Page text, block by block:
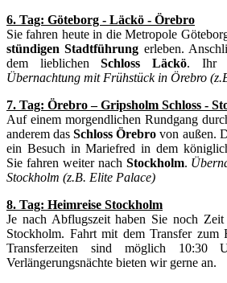
6. Tag: Göteborg - Läckö - Örebro
Sie fahren heute in die Metropole
stündigen Stadtführung erleben.
dem lieblichenSchloss Läckö. Ihr
Übernachtung mit Frühstück in Örebro
7. Tag: Örebro – Gripsholm Schloss -
Auf einem morgendlichen Rundgang
anderem dasSchloss Örebro von außen.
ein Besuch in Mariefred in dem
Sie fahren weiter nach Stockholm.
Stockholm (z.B. Elite Palace)
8. Tag: Heimreise Stockholm
Je nach Abflugszeit haben Sie noch
Stockholm. Fahrt mit dem Transfer zum
Transferzeiten sind möglich
Verlängerungsnächte bieten wir gerne an.